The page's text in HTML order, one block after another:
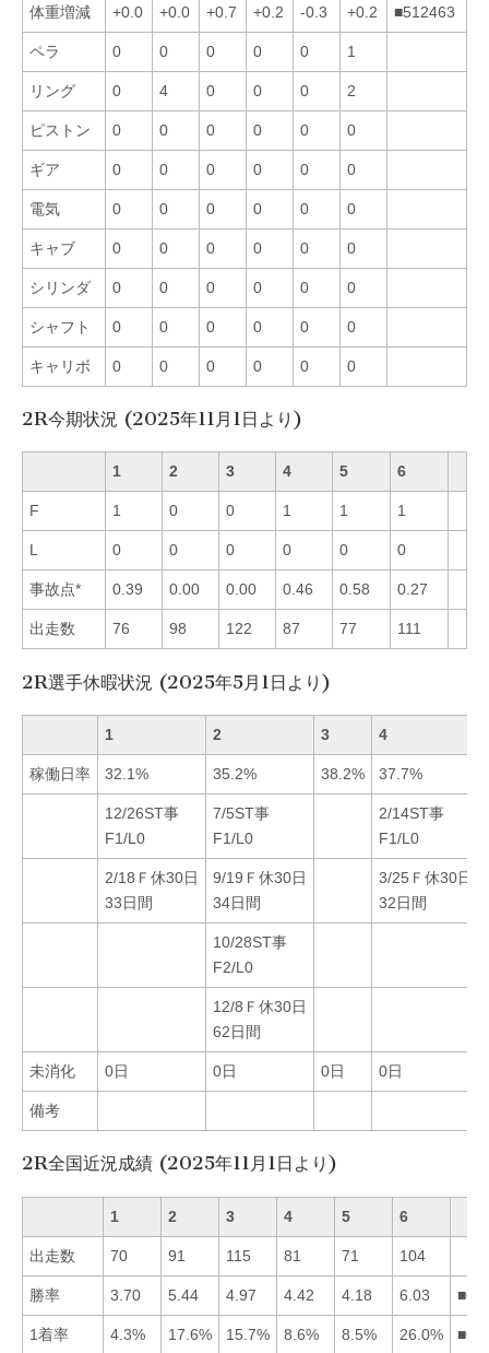
体重増減 +0.0 +0.0 +0.7 +0.2 -0.3 +0.2 ■512463
ペラ 0 0 0 0 0 1
リング 0 4 0 0 0 2
ピストン 0 0 0 0 0 0
ギア 0 0 0 0 0 0
電気 0 0 0 0 0 0
キャブ 0 0 0 0 0 0
シリンダ 0 0 0 0 0 0
シャフト 0 0 0 0 0 0
キャリボ 0 0 0 0 0 0
2R今期状況 (2025年11月1日より)
1 2 3 4 5 6
F 1 0 0 1 1 1
L 0 0 0 0 0 0
事故点* 0.39 0.00 0.00 0.46 0.58 0.27
出走数 76 98 122 87 77 111
2R選手休暇状況 (2025年5月1日より)
1 2 3 4
稼働日率 32.1% 35.2% 38.2% 37.7%
12/26ST事
F1/L0
7/5ST事
F1/L0
2/14ST事
F1/L0
2/18Ｆ休30日
33日間
9/19Ｆ休30日
34日間
3/25Ｆ休30日
32日間
10/28ST事
F2/L0
12/8Ｆ休30日
62日間
未消化 0日 0日 0日 0日
備考
2R全国近況成績 (2025年11月1日より)
1 2 3 4 5 6
出走数 70 91 115 81 71 104
勝率 3.70 5.44 4.97 4.42 4.18 6.03
1着率 4.3% 17.6% 15.7% 8.6% 8.5% 26.0%